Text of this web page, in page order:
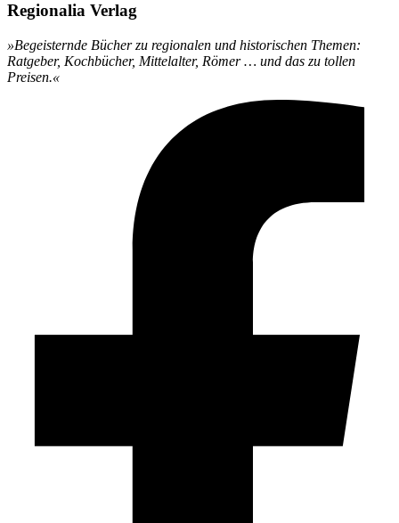
Regionalia Verlag
»Begeisternde Bücher zu regionalen und historischen Themen:
Ratgeber, Kochbücher, Mittelalter, Römer … und das zu tollen
Preisen.«